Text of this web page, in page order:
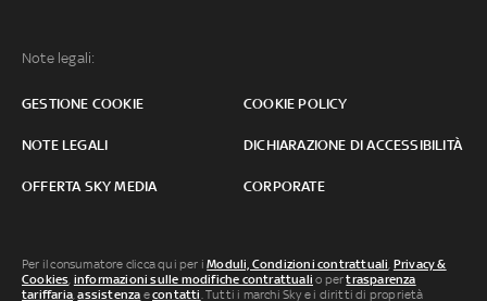
Note legali:
GESTIONE COOKIE COOKIE POLICY
NOTE LEGALI DICHIARAZIONE DI ACCESSIBILITÀ
OFFERTA SKY MEDIA CORPORATE
Per il consumatore clicca qui per iModuli, Condizioni contrattuali Privacy &
Cookies informazioni sulle modifiche contrattuali o pertrasparenza
tariffaria ,assistenza econtatti . Tutti i marchi Sky e i diritti di proprietà